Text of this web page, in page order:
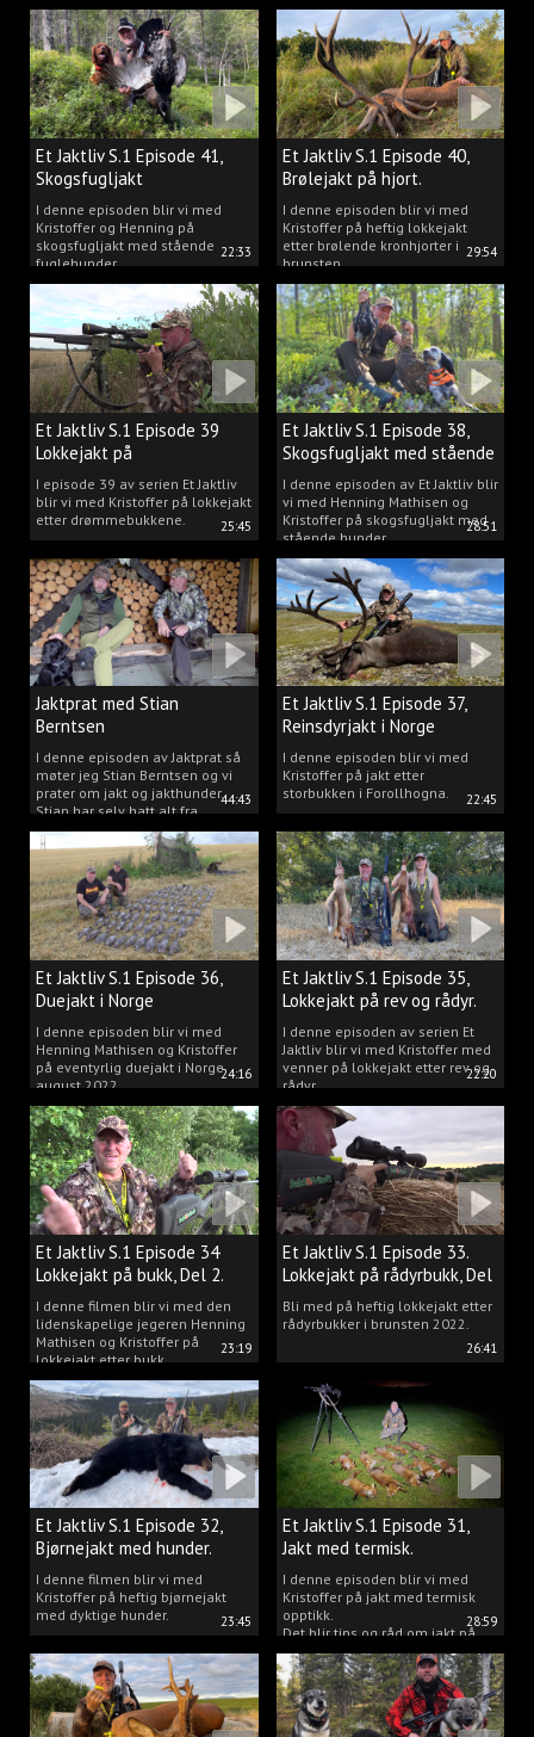
22:33
Et Jaktliv S.1 Episode 41,
Skogsfugljakt
I denne episoden blir vi med
Kristoffer og Henning på
skogsfugljakt med stående
fuglehunder.
29:54
Et Jaktliv S.1 Episode 40,
Brølejakt på hjort.
I denne episoden blir vi med
Kristoffer på heftig lokkejakt
etter brølende kronhjorter i
brunsten.
25:45
Et Jaktliv S.1 Episode 39
Lokkejakt på
drømmebukkene
I episode 39 av serien Et Jaktliv
blir vi med Kristoffer på lokkejakt
etter drømmebukkene.
28:51
Et Jaktliv S.1 Episode 38,
Skogsfugljakt med stående
hunder.
I denne episoden av Et Jaktliv blir
vi med Henning Mathisen og
Kristoffer på skogsfugljakt med
stående hunder.
44:43
Jaktprat med Stian
Berntsen
I denne episoden av Jaktprat så
møter jeg Stian Berntsen og vi
prater om jakt og jakthunder.
Stian har selv hatt alt fra
støvere, til elghunder,
rådyrhunder, spetser, apportører
og stående fuglehunder.
22:45
Et Jaktliv S.1 Episode 37,
Reinsdyrjakt i Norge
I denne episoden blir vi med
Kristoffer på jakt etter
storbukken i Forollhogna.
24:16
Et Jaktliv S.1 Episode 36,
Duejakt i Norge
I denne episoden blir vi med
Henning Mathisen og Kristoffer
på eventyrlig duejakt i Norge
august 2022.
22:20
Et Jaktliv S.1 Episode 35,
Lokkejakt på rev og rådyr.
I denne episoden av serien Et
Jaktliv blir vi med Kristoffer med
venner på lokkejakt etter rev og
rådyr.
23:19
Et Jaktliv S.1 Episode 34
Lokkejakt på bukk, Del 2.
I denne filmen blir vi med den
lidenskapelige jegeren Henning
Mathisen og Kristoffer på
lokkejakt etter bukk.
26:41
Et Jaktliv S.1 Episode 33.
Lokkejakt på rådyrbukk, Del
1.
Bli med på heftig lokkejakt etter
rådyrbukker i brunsten 2022.
23:45
Et Jaktliv S.1 Episode 32,
Bjørnejakt med hunder.
I denne filmen blir vi med
Kristoffer på heftig bjørnejakt
med dyktige hunder.
28:59
Et Jaktliv S.1 Episode 31,
Jakt med termisk.
I denne episoden blir vi med
Kristoffer på jakt med termisk
opptikk.
Det blir tips og råd om jakt på
både rev, villsvin og hjort og
masse jakt.